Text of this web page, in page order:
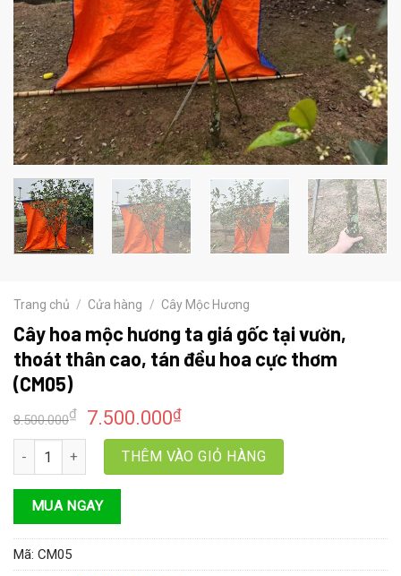
Trang chủ / Cửa hàng / Cây Mộc Hương
Cây hoa mộc hương ta giá gốc tại vườn,
thoát thân cao, tán đều hoa cực thơm
(CM05)
8.500.000₫ 7.500.000₫
Cây hoa mộc hương ta giá gốc tại vườn, thoát thân cao, tán đều
THÊM VÀO GIỎ HÀNG
MUA NGAY
Mã: CM05